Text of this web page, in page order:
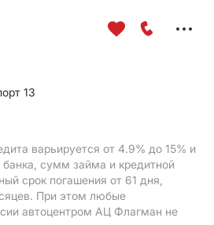
13
варьируется от 4.9% до 15% и
банка, сумм займа и кредитной
срок погашения от 61 дня,
При этом любые
автоцентром АЦ Флагман не